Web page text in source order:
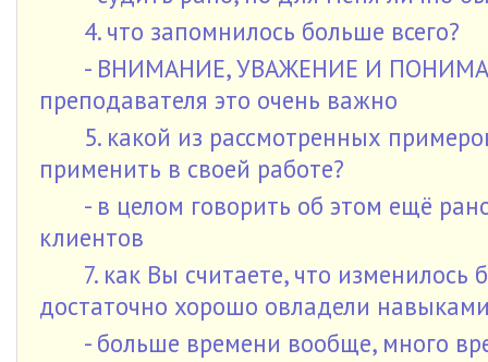
4. что запомнилось больше всего?
- ВНИМАНИЕ, УВАЖЕНИЕ И
преподавателя это очень важно
5. какой из рассмотренных
применить в своей работе?
- в целом говорить об этом ещё
клиентов
7. как Вы считаете, что
достаточно хорошо овладели
- больше времени вообще, много